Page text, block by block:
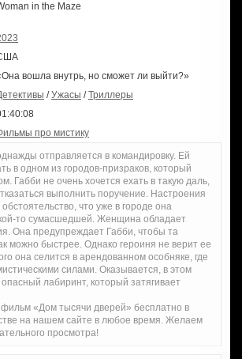
in the Maze
вошла внутрь, но сможет ли выйти?»
/Ужасы /Триллеры
про мистику
отправляется в командировку. Ей
в одном из городов-призраков, который
Габби не очень хочется ехать в такую даль,
выполнить поручение. Настроения
что уже в городе она
то сумасшедшей. Женщина обладает
Она предупреждает Габби, чтобы та
можно быстрее. Однако героиня не верит ее
она селится в арендованном особняке, где
силами. Оказывается, в этом
лабиринт, который затягивает
«Дом тысячи дверей» бесплатно в
на нашем сайте в любое время. Желаем
просмотра!